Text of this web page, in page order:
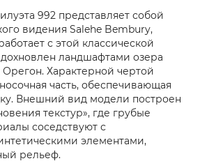
992 представляет собой
видения Salehe Bembury,
с этой классической
ландшафтами озера
Орегон. Характерной чертой
часть, обеспечивающая
Внешний вид модели построен
текстур», где грубые
соседствуют с
элементами,
рельеф.